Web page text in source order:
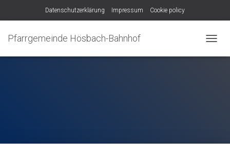
Datenschutzerklärung Impressum Cookie policy
Pfarrgemeinde Hösbach-Bahnhof
A
U